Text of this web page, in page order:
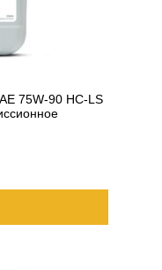
75W-90 HC-LS